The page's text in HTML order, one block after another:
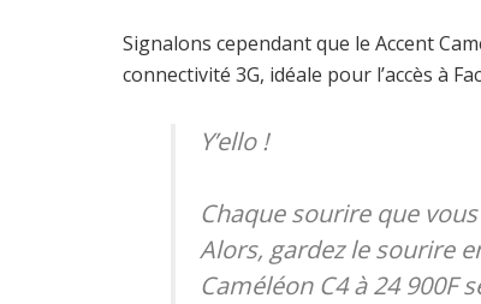
Signalons cependant que le Accent
connectivité 3G, idéale pour l’accès à
Y’ello !
Chaque sourire que
Alors, gardez le sourire
Caméléon C4 à 24 900F